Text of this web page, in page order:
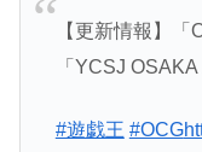
【更新情報】「
「YCSJ
#遊戯王 #OCG